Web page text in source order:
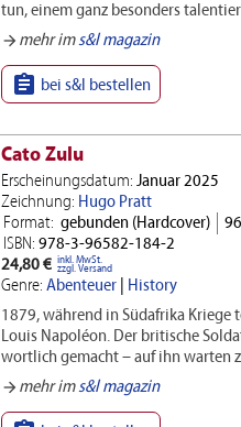
tun, einem ganz besonders
arrow_forward mehr ims&l magazin
 bei s&l bestellen
Cato Zulu
Erscheinungsdatum: Januar 2025
Zeichnung: Hugo Pratt
Format: gebunden (Hardcover)
ISBN: 978-3-96582-184-2
24,80 € inkl. MwSt.
zzgl. Versand
Genre: Abenteuer
History
1879, während in Südafrika Kriege
Louis Napoléon. Der britische
wortlich gemacht – auf ihn warten
arrow_forward mehr ims&l magazin